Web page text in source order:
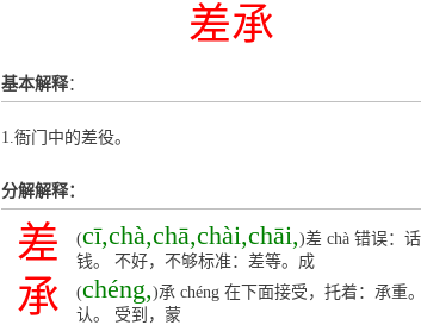
差承
基本解释：
1.衙门中的差役。
分解解释：
差 (cī,chà,chā,chài,chāi,)差 chà 错误：
钱。 不好，不够标准：差等。成
承 (chéng,)承 chéng 在下面接受，托着：承重
认。 受到，蒙